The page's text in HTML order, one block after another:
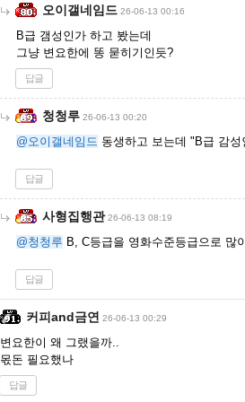
오이갤네임드 26-06-13 00:16
B급 갬성인가 하고 봤는데
그냥 변요한에 똥 묻히기인듯?
답글
청청루 26-06-13 00:20
@오이갤네임드 동생하고 보는데 "B급 감
답글
사형집행관 26-06-13 08:19
@청청루 B, C등급을 영화수준등급으로 많
답글
커피and금연 26-06-13 00:29
변요한이 왜 그랬을까..
몫돈 필요했나
답글